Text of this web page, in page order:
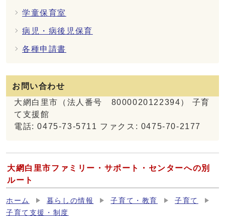
学童保育室
病児・病後児保育
各種申請書
お問い合わせ
大網白里市（法人番号 8000020122394） 子育
て支援館
電話: 0475-73-5711 ファクス: 0475-70-2177
大網白里市ファミリー・サポート・センターへの別
ルート
ホーム 暮らしの情報 子育て・教育
子育て
子育て支援・制度